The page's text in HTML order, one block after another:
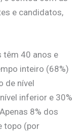
e candidatos,
têm 40 anos e
inteiro (68%)
de nível
inferior e 30%
8% dos
topo (por